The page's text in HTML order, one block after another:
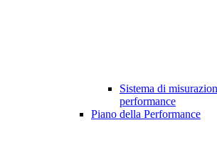
Sistema di
performance
Piano della Performance